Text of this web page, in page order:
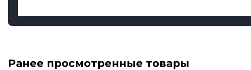
Ранее просмотренные товары